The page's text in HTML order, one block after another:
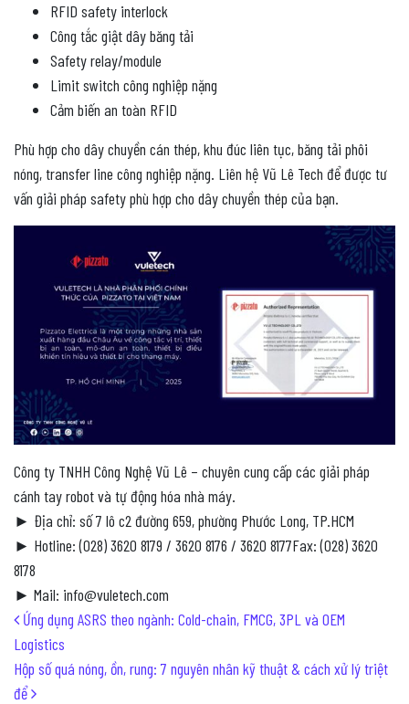
RFID safety interlock
Công tắc giật dây băng tải
Safety relay/module
Limit switch công nghiệp nặng
Cảm biến an toàn RFID
Phù hợp cho dây chuyền cán thép, khu đúc liên tục, băng tải phôi
nóng, transfer line công nghiệp nặng. Liên hệ Vũ Lê Tech để được tư
vấn giải pháp safety phù hợp cho dây chuyền thép của bạn.
Công ty TNHH Công Nghệ Vũ Lê – chuyên cung cấp các giải pháp
cánh tay robot và tự động hóa nhà máy.
► Địa chỉ: số 7 lô c2 đường 659, phường Phước Long, TP.HCM
► Hotline: (028) 3620 8179 / 3620 8176 / 3620 8177Fax: (028) 3620
8178
► Mail: info@vuletech.com
Post navigation
Ứng dụng ASRS theo ngành: Cold-chain, FMCG, 3PL và OEM
Logistics
Hộp số quá nóng, ồn, rung: 7 nguyên nhân kỹ thuật & cách xử lý triệt
để